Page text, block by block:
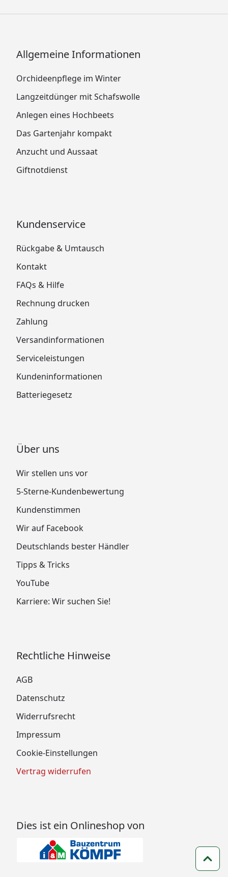
Allgemeine Informationen
Orchideenpflege im Winter
Langzeitdünger mit Schafswolle
Anlegen eines Hochbeets
Das Gartenjahr kompakt
Anzucht und Aussaat
Giftnotdienst
Kundenservice
Rückgabe & Umtausch
Kontakt
FAQs & Hilfe
Rechnung drucken
Zahlung
Versandinformationen
Serviceleistungen
Kundeninformationen
Batteriegesetz
Über uns
Wir stellen uns vor
5-Sterne-Kundenbewertung
Kundenstimmen
Wir auf Facebook
Deutschlands bester Händler
Tipps & Tricks
YouTube
Karriere: Wir suchen Sie!
Rechtliche Hinweise
AGB
Datenschutz
Widerrufsrecht
Impressum
Cookie-Einstellungen
Vertrag widerrufen
Dies ist ein Onlineshop von